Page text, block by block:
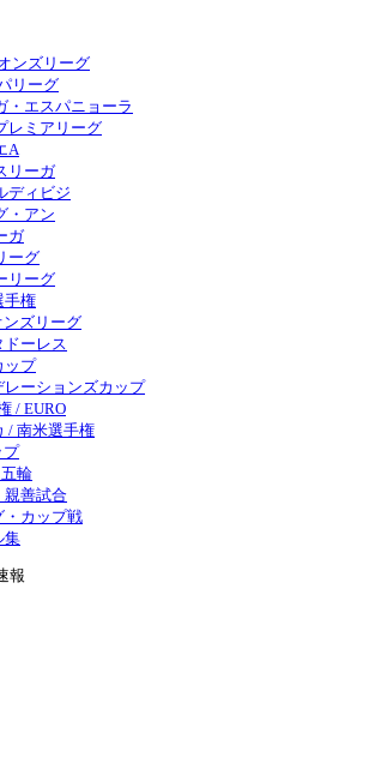
ンズリーグ
リーグ
・エスパニョーラ
レミアリーグ
A
リーガ
ディビジ
・アン
ガ
ーグ
リーグ
手権
ズリーグ
ドーレス
ップ
レーションズカップ
/ EURO
/ 南米選手権
プ
輪
親善試合
・カップ戦
集
報